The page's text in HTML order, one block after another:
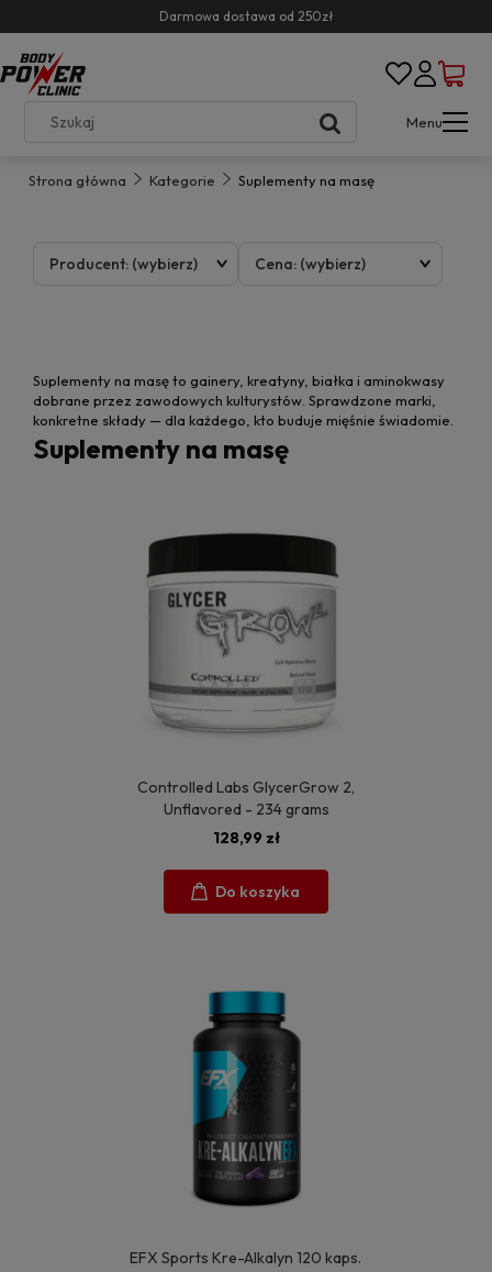
Darmowa dostawa od 250zł
Menu
Strona główna Kategorie Suplementy na masę
Producent: (wybierz) Cena: (wybierz)
Suplementy na masę to gainery, kreatyny, białka i aminokwasy
dobrane przez zawodowych kulturystów. Sprawdzone marki,
konkretne składy — dla każdego, kto buduje mięśnie świadomie.
Suplementy na masę
Controlled Labs GlycerGrow 2,
Unflavored - 234 grams
128,99 zł
Do koszyka
EFX Sports Kre-Alkalyn 120 kaps.